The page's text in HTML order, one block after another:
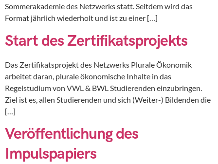
Sommerakademie des Netzwerks statt. Seitdem wird das
Format jährlich wiederholt und ist zu einer […]
Start des Zertifikatsprojekts
Das Zertifikatsprojekt des Netzwerks Plurale Ökonomik
arbeitet daran, plurale ökonomische Inhalte in das
Regelstudium von VWL & BWL Studierenden einzubringen.
Ziel ist es, allen Studierenden und sich (Weiter-) Bildenden die
[…]
Veröffentlichung des
Impulspapiers